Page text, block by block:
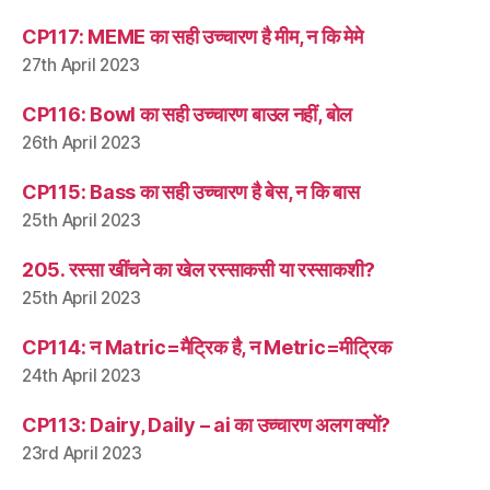
CP117: MEME का सही उच्चारण है मीम, न कि मेमे
27th April 2023
CP116: Bowl का सही उच्चारण बाउल नहीं, बोल
26th April 2023
CP115: Bass का सही उच्चारण है बेस, न कि बास
25th April 2023
205. रस्सा खींचने का खेल रस्साकसी या रस्साकशी?
25th April 2023
CP114: न Matric=मैट्रिक है, न Metric=मीट्रिक
24th April 2023
CP113: Dairy, Daily – ai का उच्चारण अलग क्यों?
23rd April 2023